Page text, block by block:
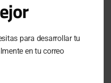
que has leído y
de uso respecto al
enviada por esta forma.
para desarrollar tu
en tu correo